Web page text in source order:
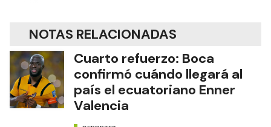
NOTAS RELACIONADAS
Cuarto refuerzo: Boca
confirmó cuándo llegará al
país el ecuatoriano Enner
Valencia